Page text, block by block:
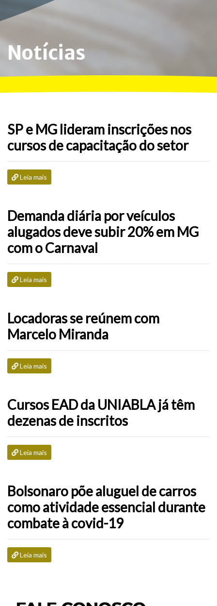
Notícias
SP e MG lideram inscrições nos
cursos de capacitação do setor
Leia mais
Demanda diária por veículos
alugados deve subir 20% em MG
com o Carnaval
Leia mais
Locadoras se reúnem com
Marcelo Miranda
Leia mais
Cursos EAD da UNIABLA já têm
dezenas de inscritos
Leia mais
Bolsonaro põe aluguel de carros
como atividade essencial durante
combate à covid-19
Leia mais